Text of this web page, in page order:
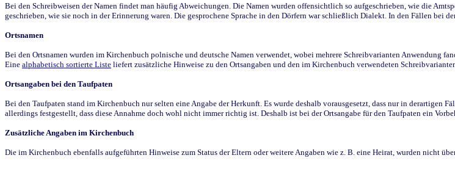
Bei den Schreibweisen der Namen findet man häufig Abweichungen. Die Namen wurden offensichtlich so aufgeschrieben, wie die
geschrieben, wie sie noch in der Erinnerung waren. Die gesprochene Sprache in den Dörfern war schließlich Dialekt. In den Fällen bei
Ortsnamen
Bei den Ortsnamen wurden im Kirchenbuch polnische und deutsche Namen verwendet, wobei mehrere Schreibvarianten Anwendung
Eine alphabetisch sortierte Liste liefert zusätzliche Hinweise zu den Ortsangaben und den im Kirchenbuch verwendeten
Ortsangaben bei den Taufpaten
Bei den Taufpaten stand im Kirchenbuch nur selten eine Angabe der Herkunft. Es wurde deshalb vorausgesetzt, dass nur in derartigen
allerdings festgestellt, dass diese Annahme doch wohl nicht immer richtig ist. Deshalb ist bei der Ortsangabe für den Taufpaten ein
Zusätzliche Angaben im Kirchenbuch
Die im Kirchenbuch ebenfalls aufgeführten Hinweise zum Status der Eltern oder weitere Angaben wie z. B. eine Heirat, wurden nicht